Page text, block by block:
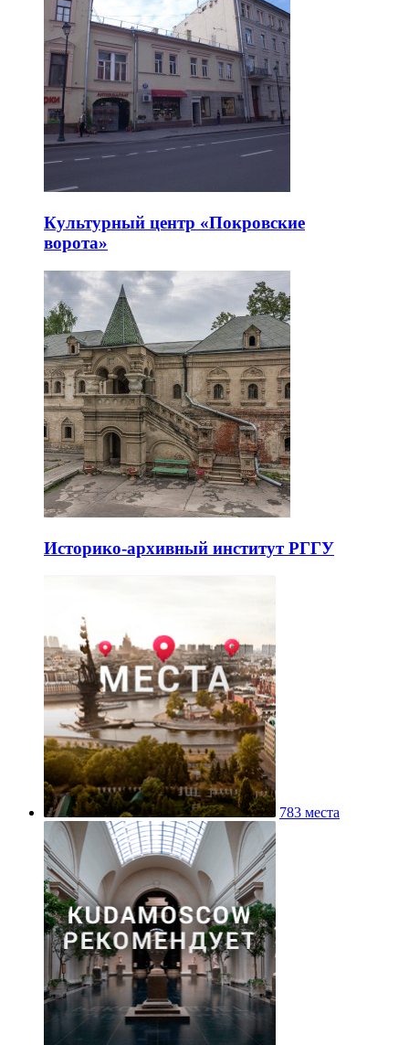
Культурный центр «Покровские
ворота»
Историко-архивный институт РГГУ
783 места